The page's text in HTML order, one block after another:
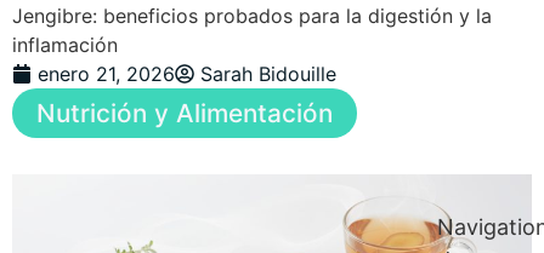
Jengibre: beneficios probados para la digestión y la
inflamación
enero 21, 2026
Sarah Bidouille
Nutrición y Alimentación